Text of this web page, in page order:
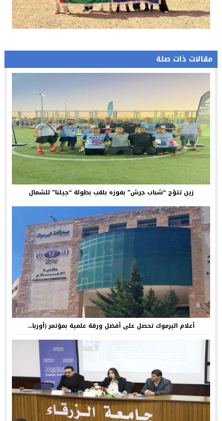
مقالات ذات صلة
زين تتوّج “شباب جرش” بفوزه بلقب بطولة “جيلنا” للشمال
أعلام اليرموك تحصل على أفضل ورقة علمية بمؤتمر (أوربا...